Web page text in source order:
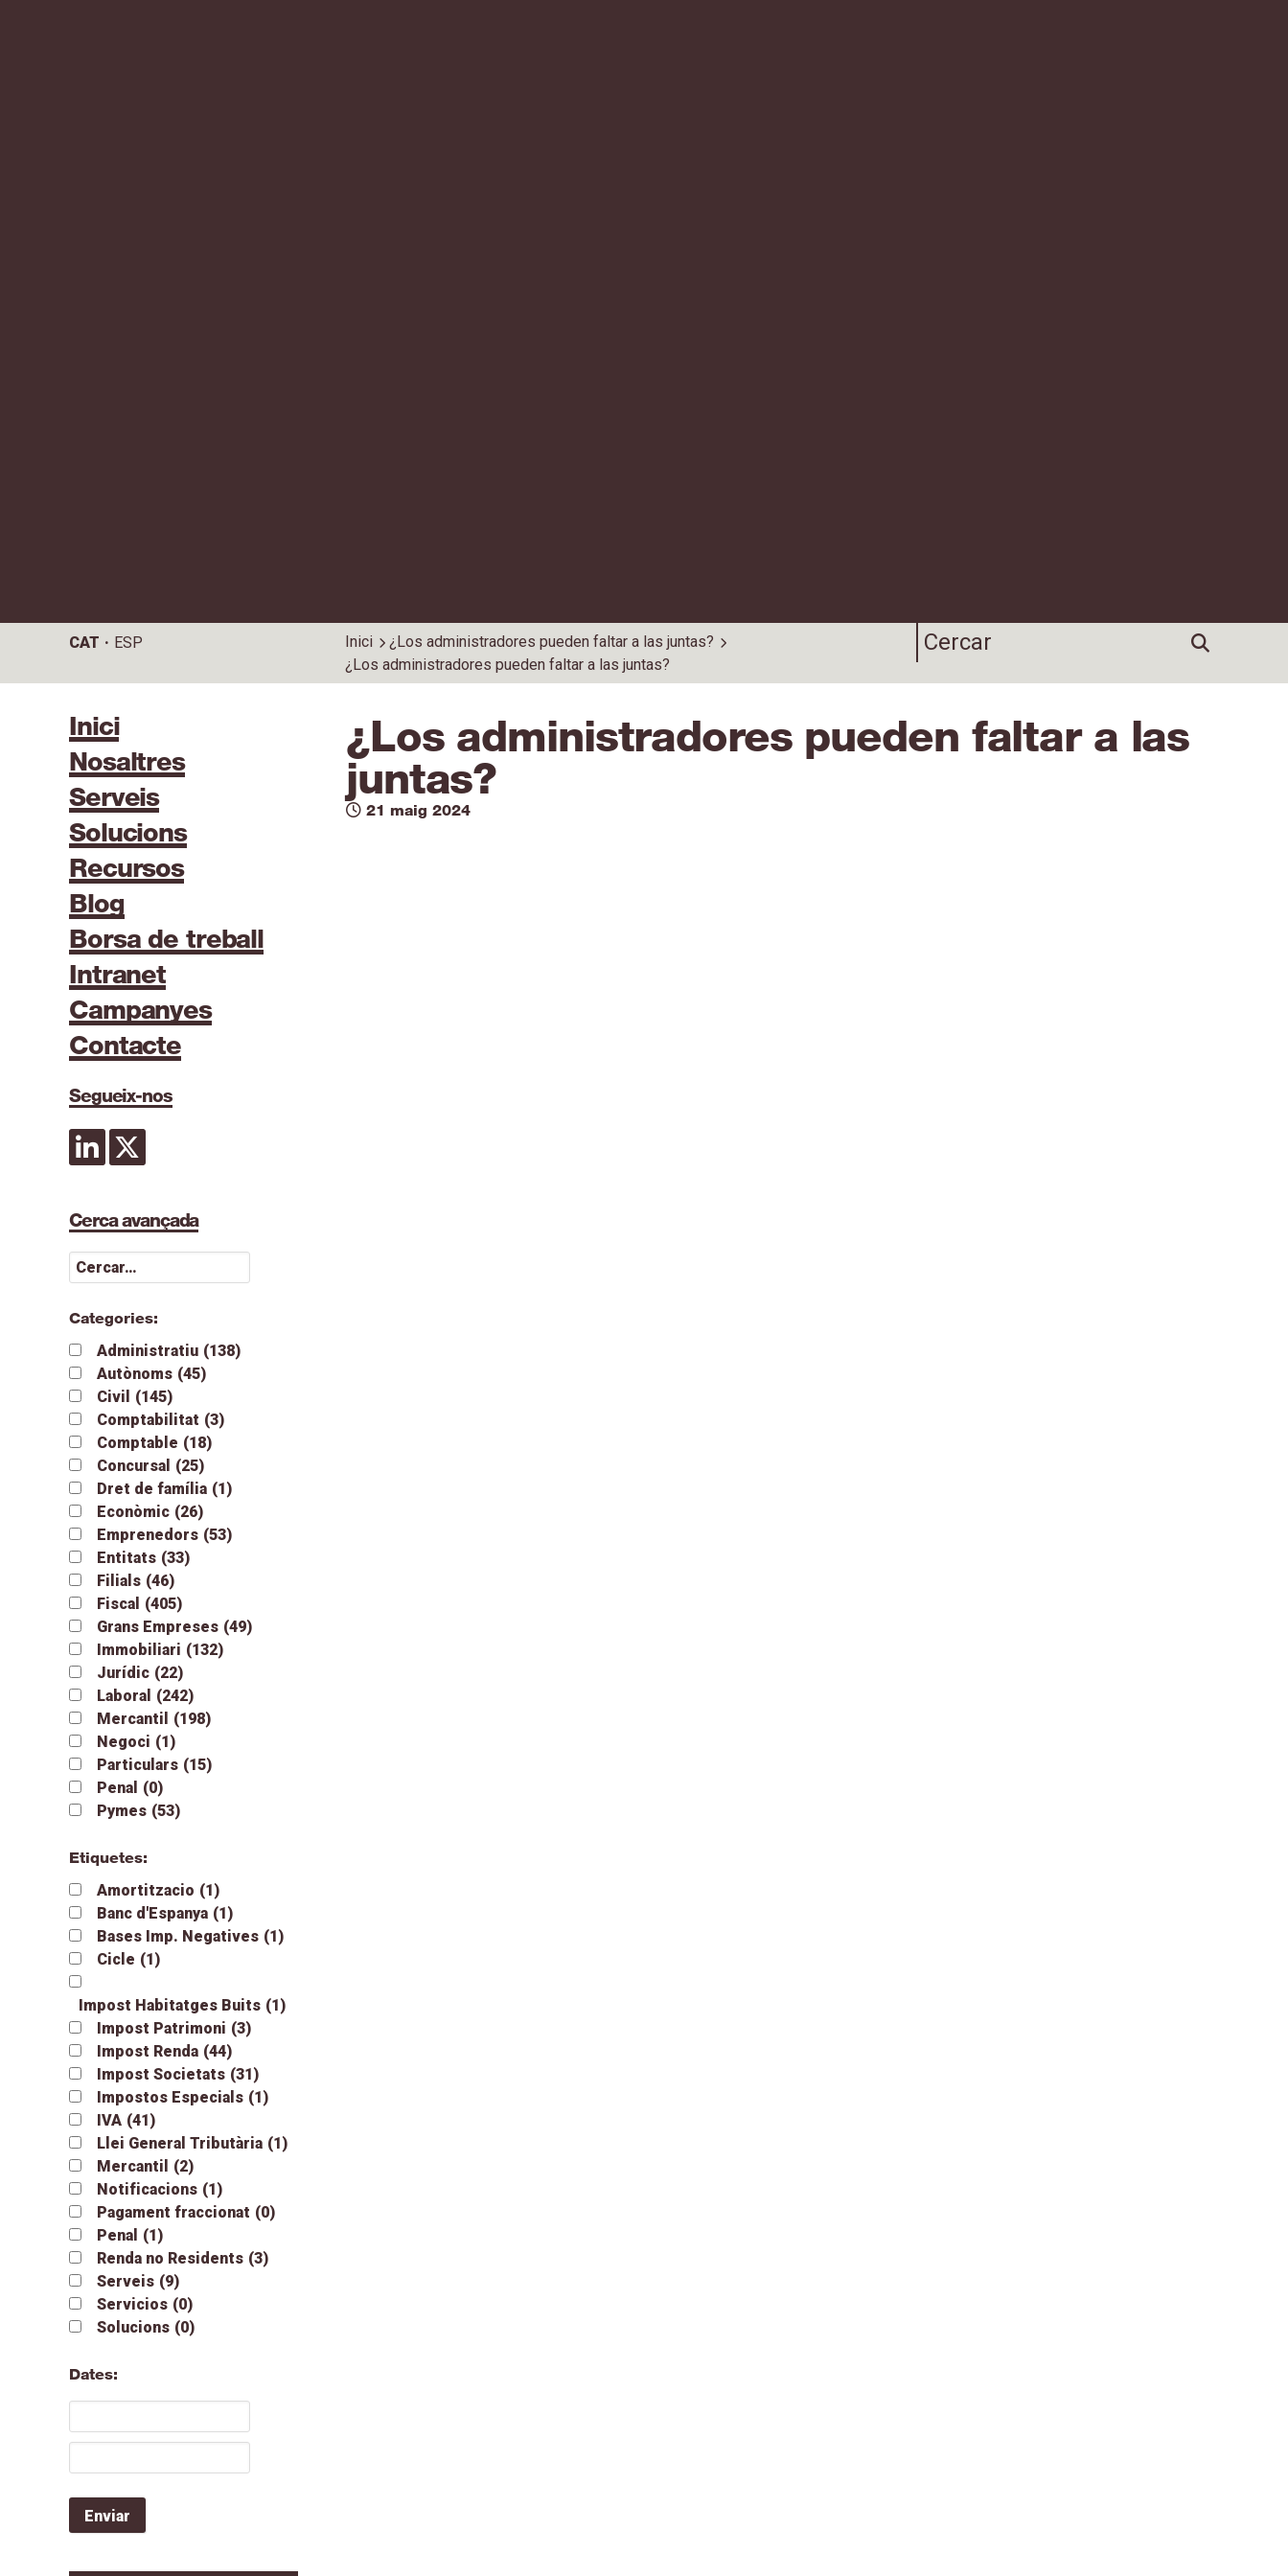
CAT ESP Inici
¿Los administradores pueden faltar a las juntas?
¿Los administradores pueden faltar a las juntas?
Inici
Nosaltres
Serveis
Solucions
Recursos
Blog
Borsa de treball
Intranet
Campanyes
Contacte
Segueix-nos
Cerca avançada
Categories:
Administratiu (138)
Autònoms (45)
Civil
(145)
Comptabilitat (3)
Comptable (18)
Concursal (25)
Dret de família (1)
Econòmic (26)
Emprenedors (53)
Entitats (33)
Filials (46)
Fiscal (405)
Grans Empreses (49)
Immobiliari (132)
Jurídic (22)
Laboral (242)
Mercantil
(198)
Negoci (1)
Particulars (15)
Penal (0)
Pymes (53)
Etiquetes:
Amortitzacio (1)
Banc d'Espanya (1)
Bases Imp. Negatives (1)
Cicle (1)
Impost Habitatges Buits (1)
Impost Patrimoni (3)
Impost Renda (44)
Impost Societats (31)
Impostos Especials (1)
IVA (41)
Llei General Tributària (1)
Mercantil
(2)
Notificacions (1)
Pagament fraccionat (0)
Penal (1)
Renda no Residents (3)
Serveis (9)
Servicios (0)
Solucions (0)
Dates:
¿Los administradores pueden faltar a las
juntas?
21 maig 2024